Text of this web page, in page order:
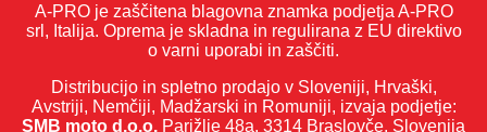
A-PRO je zaščitena blagovna znamka podjetja A-PRO
srl, Italija. Oprema je skladna in regulirana z EU direktivo
o varni uporabi in zaščiti.
Distribucijo in spletno prodajo v Sloveniji, Hrvaški,
Avstriji, Nemčiji, Madžarski in Romuniji, izvaja podjetje:
SMB moto d.o.o. Parižlje 48a, 3314 Braslovče, Slovenija